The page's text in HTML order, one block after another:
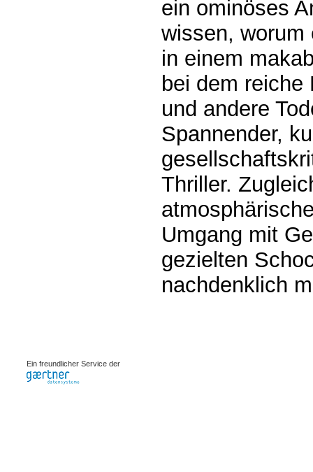
ein ominöses
wissen, worum
in einem
bei dem reiche
und andere
Spannender,
Thriller.
Umgang mit
gezielten
nachdenklich
Ein freundlicher Service der